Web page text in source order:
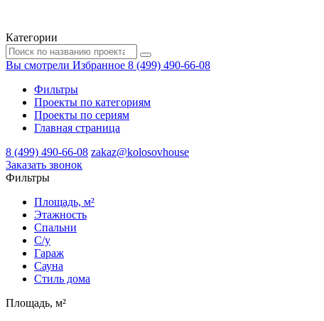
Категории
Вы смотрели Избранное 8 (499) 490-66-08
Фильтры
Проекты по категориям
Проекты по сериям
Главная страница
8 (499) 490-66-08 zakaz@kolosovhouse
3аказать звонок
Фильтры
Площадь, м²
Этажность
Спальни
С/у
Гараж
Сауна
Стиль дома
Площадь, м²